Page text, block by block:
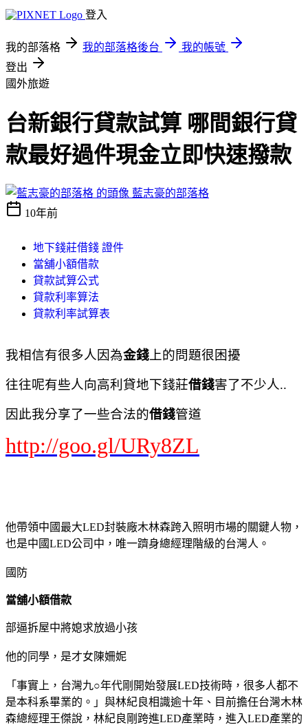
登入
我的部落格 我的部落格後台
我的帳號
登出
國外旅遊
台新銀行貸款試算 哪間銀行貸
款最好過件現金立即快速撥款
藍志豪的部落格
10年前
地下錢莊借錢 證件
當舖小額借款
貸款試算公式
貸款利率算法
貸款利率試算表
我相信有很多人因為金錢 上的問題很困擾
往往呢有些人向高利貸地下錢莊借錢害了不少人..
因此我分享了一些合法的借錢管道
http://goo.gl/URy8ZL
他帶領中國最大LED封裝廠木林森跨入照明市場的關鍵人物，
也是中國LED公司中，唯一躋身總經理階級的台灣人。
國防
當舖小額借款
部逼拆屋中將媳求放過小孩
他的同學，是才女陳姍妮
「事實上，台灣九○年代剛開始發展LED技術時，很多人都不
是本科系畢業的。」與林紀良相識逾十年、目前擔任台灣木林
森總經理王傑說，林紀良剛跨進LED產業時，進入LED產業的